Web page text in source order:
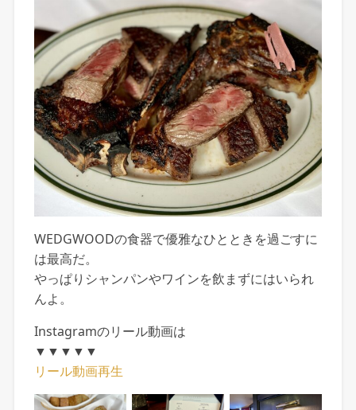
WEDGWOODの食器で優雅なひとときを過ごすに
は最高だ。
やっぱりシャンパンやワインを飲まずにはいられ
んよ。
Instagramのリール動画は
▼▼▼▼▼
リール動画再生